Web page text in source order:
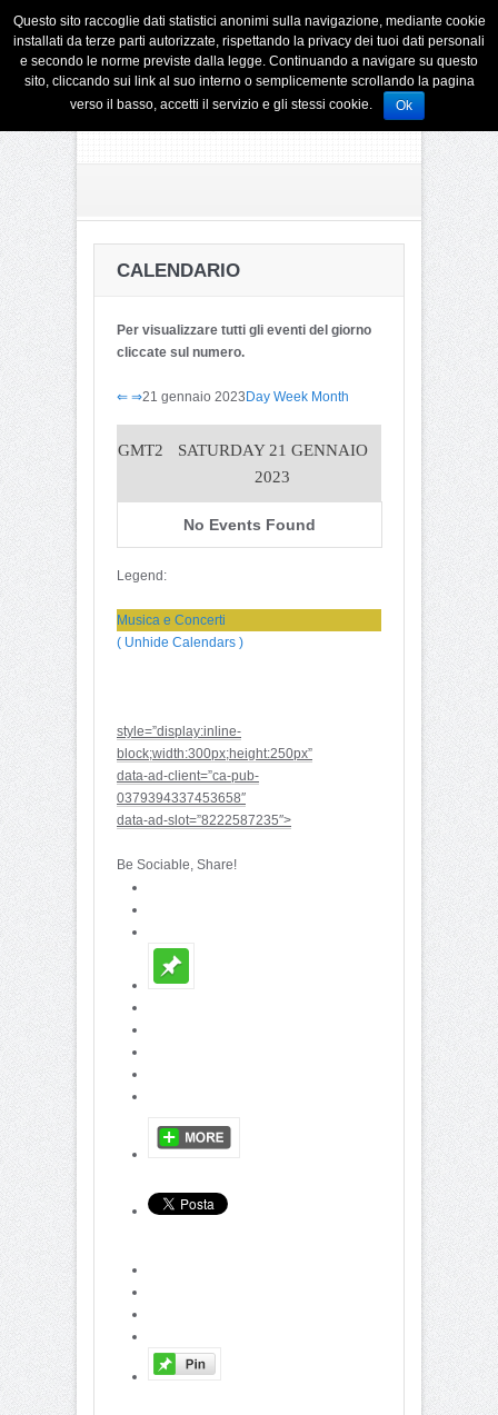
CALENDARIO
Per visualizzare tutti gli eventi del giorno
cliccate sul numero.
⇐ ⇒21 gennaio 2023Day Week Month
GMT2
SATURDAY 21 GENNAIO
2023
No Events Found
Legend:
Musica e Concerti
( Unhide Calendars )
style=”display:inline-
block;width:300px;height:250px”
data-ad-client=”ca-pub-
0379394337453658″
data-ad-slot=”8222587235″>
Be Sociable, Share!
Questo sito raccoglie dati statistici anonimi sulla navigazione, mediante cookie
installati da terze parti autorizzate, rispettando la privacy dei tuoi dati personali
e secondo le norme previste dalla legge. Continuando a navigare su questo
sito, cliccando sui link al suo interno o semplicemente scrollando la pagina
verso il basso, accetti il servizio e gli stessi cookie.
Ok